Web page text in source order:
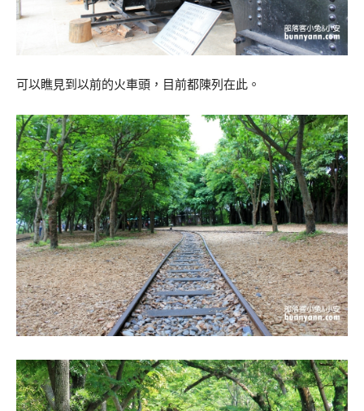
可以瞧見到以前的火車頭，目前都陳列在此。